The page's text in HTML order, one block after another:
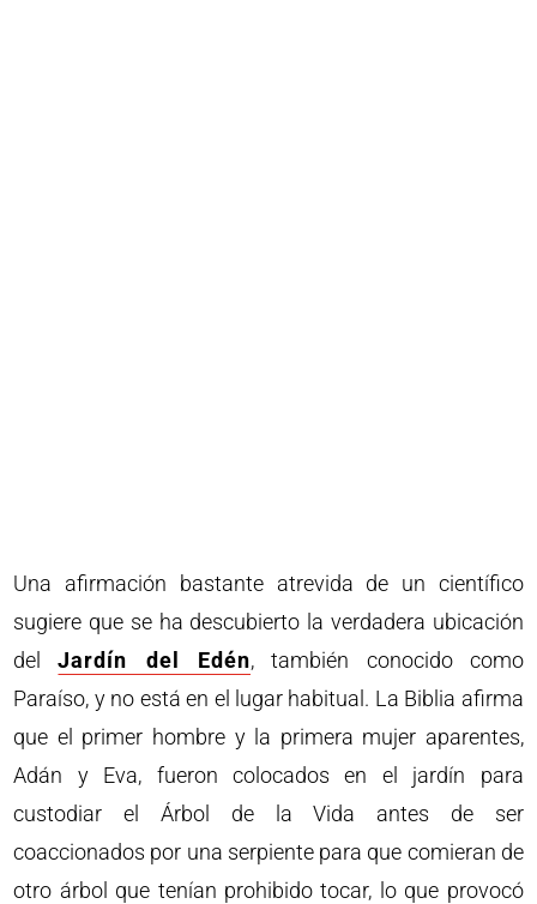
Una afirmación bastante atrevida de un científico
sugiere que se ha descubierto la verdadera ubicación
delJardín del Edén, también conocido como
Paraíso, y no está en el lugar habitual. La Biblia afirma
que el primer hombre y la primera mujer aparentes,
Adán y Eva, fueron colocados en el jardín para
custodiar el Árbol de la Vida antes de ser
coaccionados por una serpiente para que comieran de
otro árbol que tenían prohibido tocar, lo que provocó